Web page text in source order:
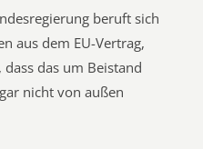
beruft sich
aus dem EU-Vertrag,
das um Beistand
nicht von außen